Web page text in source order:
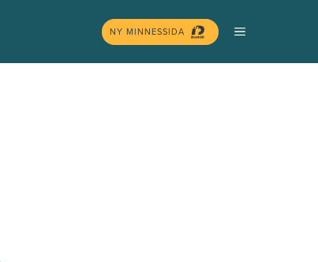
NY MINNESSIDA MENY